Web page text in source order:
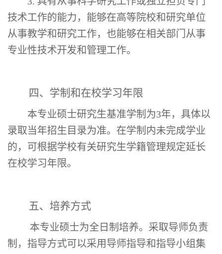
技术工作的能力，能够在高等院校和研究单位
从事教学和研究工作，也能够在相关部门从事
专业性技术开发和管理工作。
四、学制和在校学习年限
本专业硕士研究生基准学制为3年，具体以
录取当年招生目录为准。在学制内未完成学业
的，可根据学校有关研究生学籍管理规定延长
在校学习年限。
五、培养方式
本专业硕士为全日制培养。 采取导师负责
制，指导方式可以采用导师指导和指导小组集